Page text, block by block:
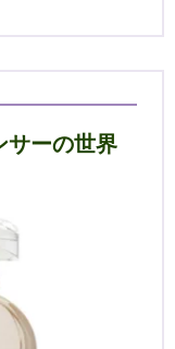
サーの世界